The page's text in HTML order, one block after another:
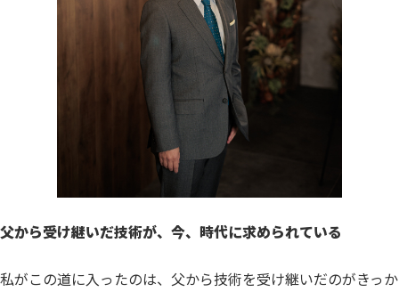
父から受け継いだ技術が、今、時代に求められている
私がこの道に入ったのは、父から技術を受け継いだのがきっか